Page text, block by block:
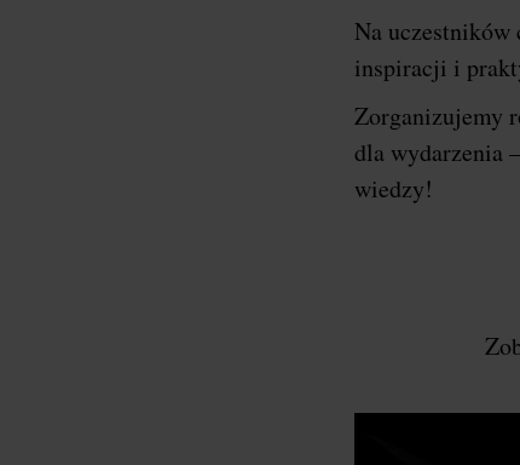
Na uczestników
inspiracji i
Zorganizujemy
dla wydarzenia
wiedzy!